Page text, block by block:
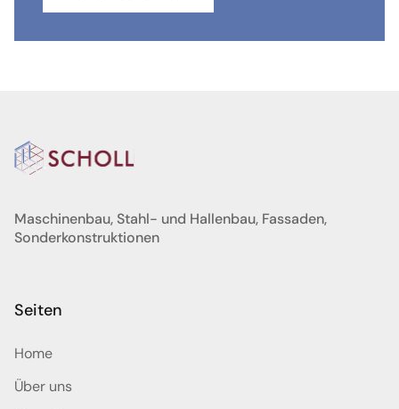
Maschinenbau, Stahl- und Hallenbau, Fassaden,
Sonderkonstruktionen
Seiten
Home
Über uns